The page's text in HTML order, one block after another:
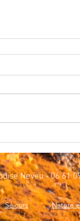
Neveu - 06 61
Séjours Nature